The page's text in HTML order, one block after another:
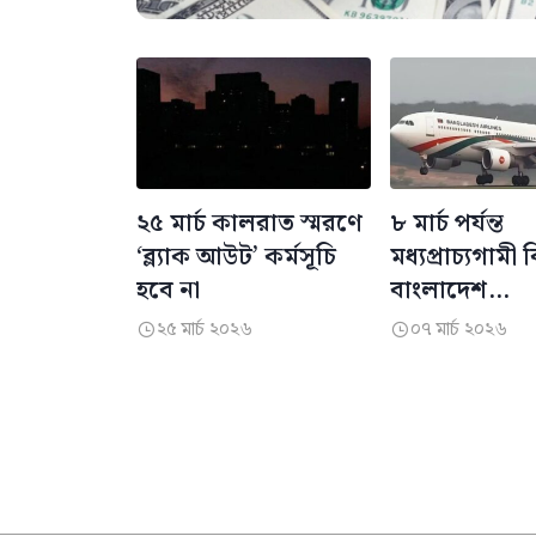
২৫ মার্চ কালরাত স্মরণে
‘ব্ল্যাক আউট’ কর্মসূচি
হবে না
২৫ মার্চ ২০২৬
৮ মার্চ পর্যন্ত
মধ্যপ্রাচ্যগামী
বাংলাদেশ
এয়ারলাইন্সের
০৭ মার্চ ২০২৬